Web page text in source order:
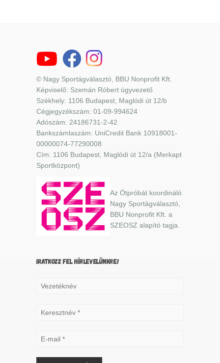
© Nagy Sportágválasztó, BBU Nonprofit Kft.
Képviselő: Szemán Róbert ügyvezető
Székhely: 1106 Budapest, Maglódi út 12/b
Cégjegyzékszám: 01-09-994624
Adószám: 24186731-2-42
Bankszámlaszám: UniCredit Bank 10918001-
00000074-77290008
Cím: 1106 Budapest, Maglódi út 12/a (Merkapt
Sportközpont)
Az Ötpróbát koordináló
Nagy Sportágválasztó,
BBU Nonprofit Kft. a
SZEOSZ alapító tagja.
IRATKOZZ FEL HÍRLEVELÜNKRE!